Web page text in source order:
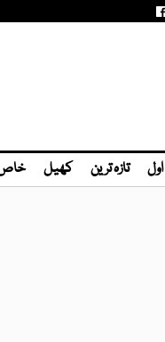
تازہ ترین کھیل